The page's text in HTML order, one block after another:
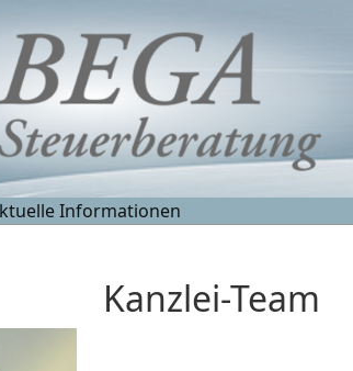
Informationen
Kanzlei-Team